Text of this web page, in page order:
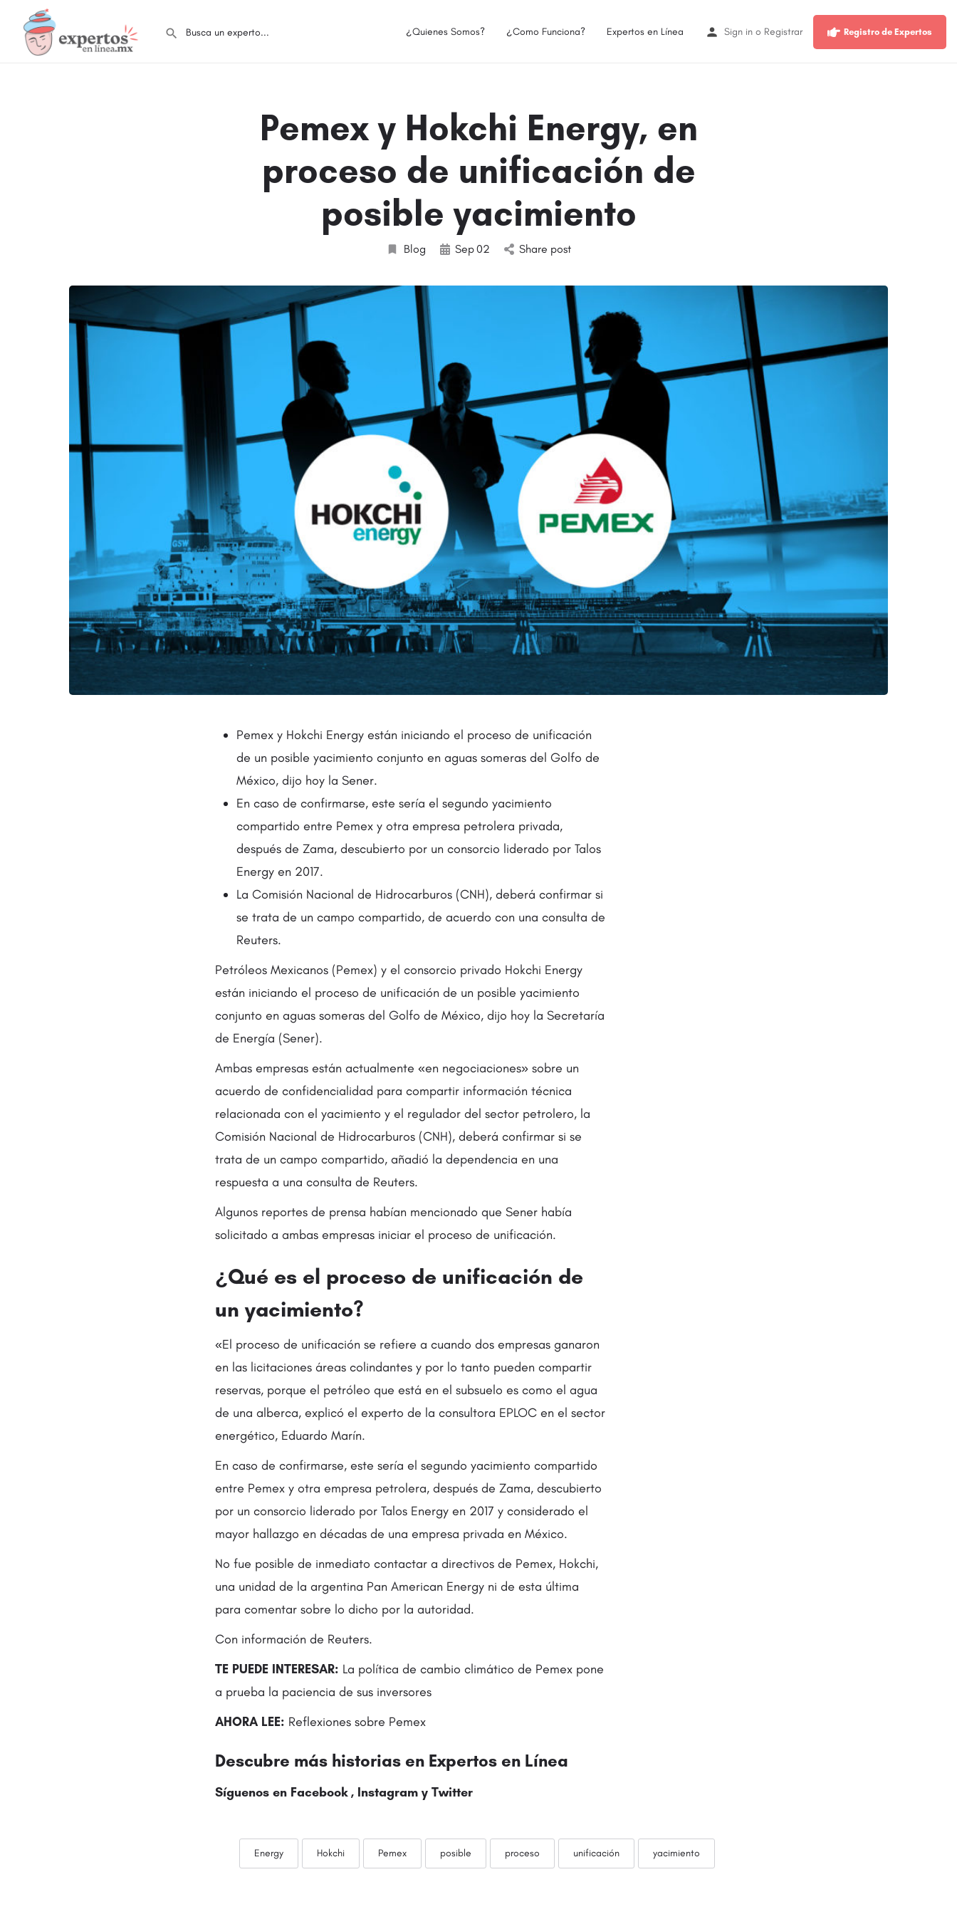
¿Quienes Somos? ¿Como Funciona? Expertos en Línea Sign in o Registrar Registro de Expertos
Pemex y Hokchi Energy, en
proceso de unificación de
posible yacimiento
Blog Sep02 Share post
Pemex y Hokchi Energy están iniciando el proceso de unificación
de un posible yacimiento conjunto en aguas someras del Golfo de
México, dijo hoy la Sener.
En caso de confirmarse, este sería el segundo yacimiento
compartido entre Pemex y otra empresa petrolera privada,
después de Zama, descubierto por un consorcio liderado por Talos
Energy en 2017.
La Comisión Nacional de Hidrocarburos (CNH), deberá confirmar si
se trata de un campo compartido, de acuerdo con una consulta de
Reuters.
Petróleos Mexicanos (Pemex) y el consorcio privado Hokchi Energy
están iniciando el proceso de unificación de un posible yacimiento
conjunto en aguas someras del Golfo de México, dijo hoy la Secretaría
de Energía (Sener).
Ambas empresas están actualmente «en negociaciones» sobre un
acuerdo de confidencialidad para compartir información técnica
relacionada con el yacimiento y el regulador del sector petrolero, la
Comisión Nacional de Hidrocarburos (CNH), deberá confirmar si se
trata de un campo compartido, añadió la dependencia en una
respuesta a una consulta de Reuters.
Algunos reportes de prensa habían mencionado que Sener había
solicitado a ambas empresas iniciar el proceso de unificación.
¿Qué es el proceso de unificación de
un yacimiento?
«El proceso de unificación se refiere a cuando dos empresas ganaron
en las licitaciones áreas colindantes y por lo tanto pueden compartir
reservas, porque el petróleo que está en el subsuelo es como el agua
de una alberca, explicó el experto de la consultora EPLOC en el sector
energético, Eduardo Marín.
En caso de confirmarse, este sería el segundo yacimiento compartido
entre Pemex y otra empresa petrolera, después de Zama, descubierto
por un consorcio liderado por Talos Energy en 2017 y considerado el
mayor hallazgo en décadas de una empresa privada en México.
No fue posible de inmediato contactar a directivos de Pemex, Hokchi,
una unidad de la argentina Pan American Energy ni de esta última
para comentar sobre lo dicho por la autoridad.
Con información de Reuters.
TE PUEDE INTERESAR: La política de cambio climático de Pemex pone
a prueba la paciencia de sus inversores
AHORA LEE: Reflexiones sobre Pemex
Descubre más historias en Expertos en Línea
Síguenos en Facebook , Instagram y Twitter
Energy Hokchi Pemex posible proceso unificación yacimiento